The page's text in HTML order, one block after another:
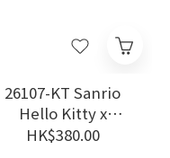
26107-KT Sanrio
Hello Kitty x
ROOTOTE 聯乘 Tote
HK$380.00